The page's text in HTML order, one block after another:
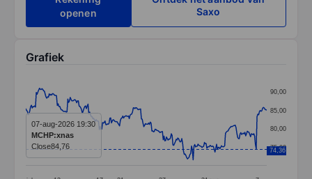
openen
Saxo
Grafiek
Line chart with 299 data points.
The chart has 1 X axis displaying categories.
The chart has 1 Y axis displaying values. Data75,00
80,00
85,00
90,00
74,36
07-aug-2026 19:30
MCHP:xnas
Close84,76